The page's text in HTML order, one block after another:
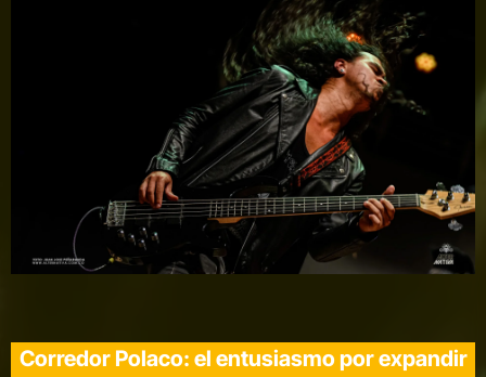
Corredor Polaco: el entusiasmo por expandir